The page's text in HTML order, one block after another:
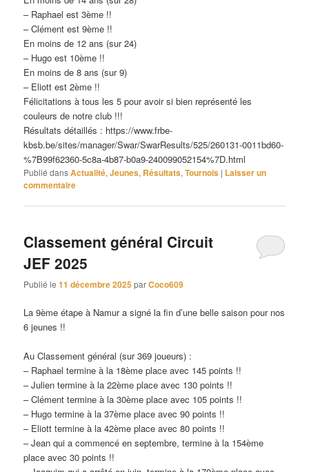
– Raphael est 3ème !!
– Clément est 9ème !!
En moins de 12 ans (sur 24)
– Hugo est 10ème !!
En moins de 8 ans (sur 9)
– Eliott est 2ème !!
Félicitations à tous les 5 pour avoir si bien représenté les
couleurs de notre club !!!
Résultats détaillés : https://www.frbe-
kbsb.be/sites/manager/Swar/SwarResults/525/260131-0011bd60-
%7B99f62360-5c8a-4b87-b0a9-240099052154%7D.html
Publié dansActualité,Jeunes, Résultats,Tournois | Laisser un
commentaire
Classement général Circuit
JEF 2025
Publié le11 décembre 2025parCoco609
La 9ème étape à Namur a signé la fin d’une belle saison pour nos
6 jeunes !!
Au Classement général (sur 369 joueurs) :
– Raphael termine à la 18ème place avec 145 points !!
– Julien termine à la 22ème place avec 130 points !!
– Clément termine à la 30ème place avec 105 points !!
– Hugo termine à la 37ème place avec 90 points !!
– Eliott termine à la 42ème place avec 80 points !!
– Jean qui a commencé en septembre, termine à la 154ème
place avec 30 points !!